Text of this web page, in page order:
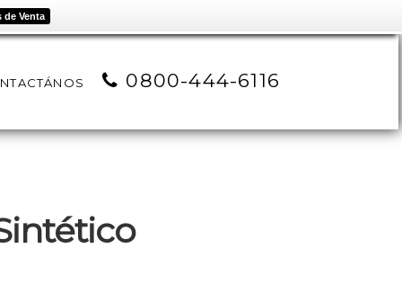
de Venta
0800-444-6116